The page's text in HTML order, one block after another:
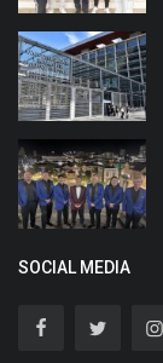
SOCIAL MEDIA